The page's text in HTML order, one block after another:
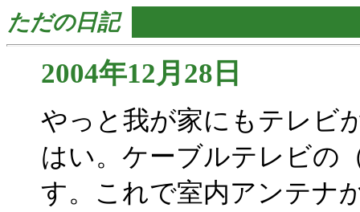
ただの日記
2004年12月28日
やっと我が家にもテレビ
はい。ケーブルテレビの
す。これで室内アンテナ